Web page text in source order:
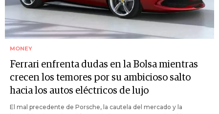
MONEY
Ferrari enfrenta dudas en la Bolsa mientras
crecen los temores por su ambicioso salto
hacia los autos eléctricos de lujo
El mal precedente de Porsche, la cautela del mercado y la